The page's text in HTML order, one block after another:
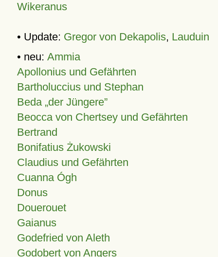
Wikeranus
• Update: Gregor von Dekapolis, Lauduin
• neu: Ammia
Apollonius und Gefährten
Bartholuccius und Stephan
Beda „der Jüngere”
Beocca von Chertsey und Gefährten
Bertrand
Bonifatius Żukowski
Claudius und Gefährten
Cuanna Ógh
Donus
Douerouet
Gaianus
Godefried von Aleth
Godobert von Angers